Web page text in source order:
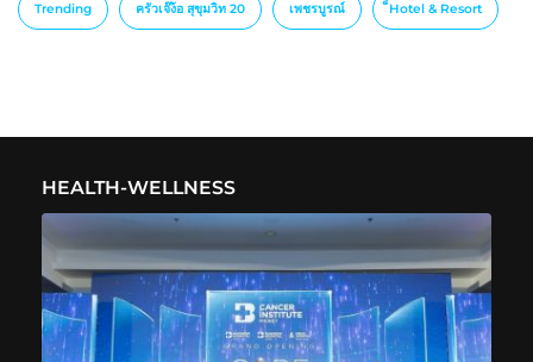
Trending ครัวเจ๊ง้อ สุขุมวิท 20 เพชรบูรณ์ ็Hotel & Resort
HEALTH-WELLNESS